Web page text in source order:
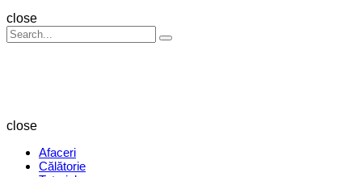
Search
close
Search
for:
Search
close
Afaceri
Călătorie